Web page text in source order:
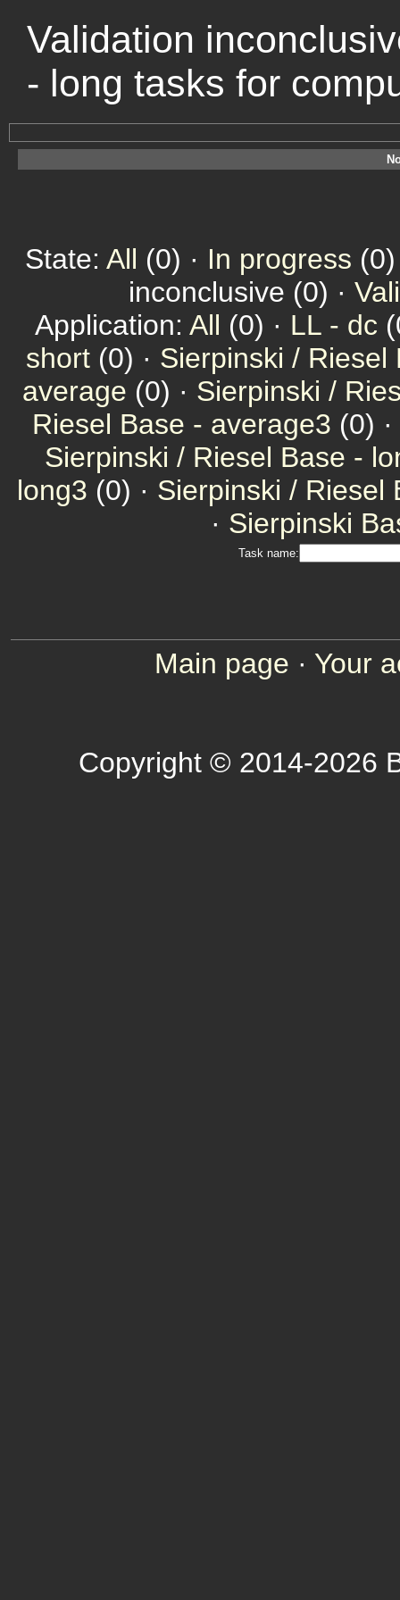
Validation
- long tasks for
State: All (0) · In progress
inconclusive (0) ·
Application: All (0) · LL - dc
short (0) · Sierpinski / Riesel
average (0) · Sierpinski /
Riesel Base - average3 (0)
Sierpinski / Riesel Base -
long3 (0) · Sierpinski / Riesel
· Sierpinski
Task name:
Main page · Your
Copyright © 2014-2026